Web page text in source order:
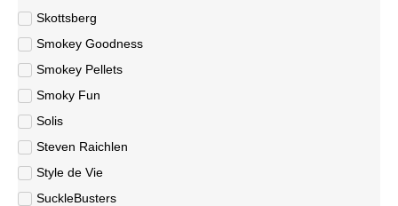
Skottsberg
Smokey Goodness
Smokey Pellets
Smoky Fun
Solis
Steven Raichlen
Style de Vie
SuckleBusters